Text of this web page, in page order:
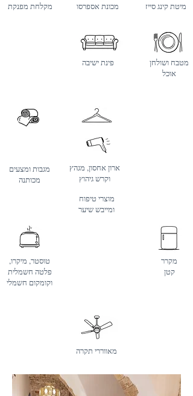
מקלחת מפנקת מכונת אספרסו
מטבח ושולחן
אוכל
מגבות ומצעים
מכותנה
ארון אחסון, מגהץ
וקרש גיהוץ
מוצרי טיפוח
ומייבש שיער
טוסטר, מיקרו,
פלטה חשמלית
וקומקום חשמלי
מקרר
קטן
מאווררי תקרה